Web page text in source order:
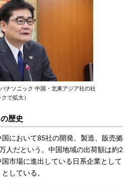
ナソニック 中国・北東アジア社の社
で拡大）
歴史
において85社の開発、製造、販売拠
人だという。中国地域の出荷額は約2
市場に進出している日系企業として
している。